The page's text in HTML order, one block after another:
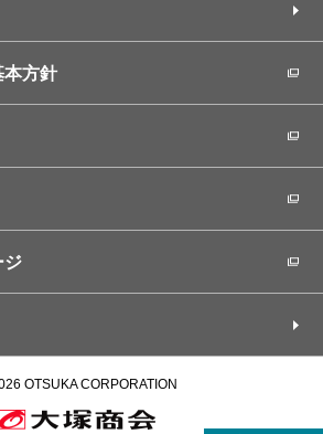
本方針
ジ
OTSUKA CORPORATION